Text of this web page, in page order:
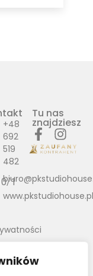
1
+48
692
519
482
Tu nas
znajdziesz